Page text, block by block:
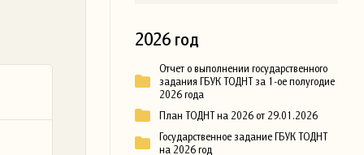
2026 год
Отчет о выполнении государственного
задания ГБУК ТОДНТ за 1-ое полугодие
2026 года
План ТОДНТ на 2026 от 29.01.2026
Государственное задание ГБУК ТОДНТ
на 2026 год